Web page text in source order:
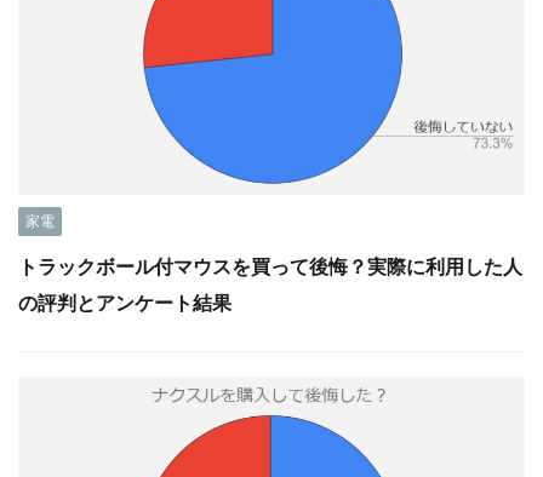
家電
トラックボール付マウスを買って後悔？実際に利用した人
の評判とアンケート結果